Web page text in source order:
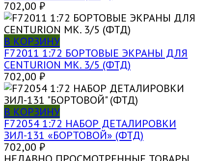
702,00 ₽
В КОРЗИНУ
F72011 1:72 БОРТОВЫЕ ЭКРАНЫ ДЛЯ
CENTURION MK. 3/5 (ФТД)
702,00 ₽
В КОРЗИНУ
F72054 1:72 НАБОР ДЕТАЛИРОВКИ
ЗИЛ-131 «БОРТОВОЙ» (ФТД)
702,00 ₽